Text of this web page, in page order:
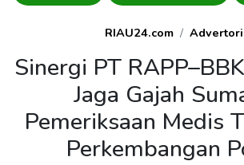
RIAU24.com
Sinergi PT
Jaga Gajah
Pemeriksaan Medis
Perkembangan